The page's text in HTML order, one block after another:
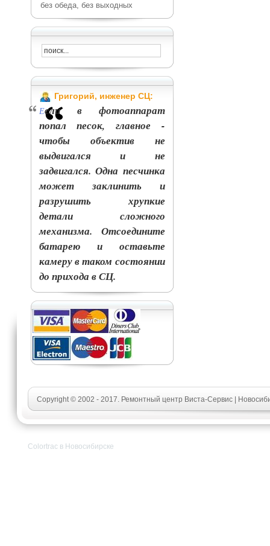
без обеда, без выходных
Григорий, инженер СЦ:
Если в фотоаппарат
попал песок, главное -
чтобы объектив не
выдвигался и не
задвигался. Одна песчинка
может заклинить и
разрушить хрупкие
детали сложного
механизма. Отсоедините
батарею и оставьте
камеру в таком состоянии
до прихода в СЦ.
Copyright © 2002 - 2017. Ремонтный центр Виста-Сервис |
Colortrac в Новосибирске